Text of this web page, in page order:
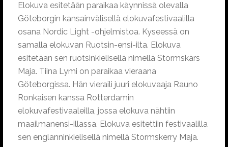
Elokuva esitetään paraikaa käynnissä olevalla
Göteborgin kansainvälisellä elokuvafestivaalilla
osana Nordic Light -ohjelmistoa. Kyseessä on
samalla elokuvan Ruotsin-ensi-ilta. Elokuva
esitetään sen ruotsinkielisellä nimellä Stormskärs
Maja. Tiina Lymi on paraikaa vieraana
Göteborgissa. Hän vieraili juuri elokuvaaja Rauno
Ronkaisen kanssa Rotterdamin
elokuvafestivaaleilla, jossa elokuva nähtiin
maailmanensi-illassa. Elokuva esitettiin festivaalilla
sen englanninkielisellä nimellä Stormskerry Maja.